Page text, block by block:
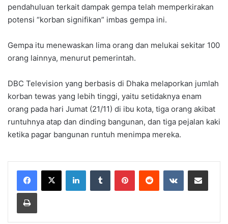
pendahuluan terkait dampak gempa telah memperkirakan
potensi “korban signifikan” imbas gempa ini.
Gempa itu menewaskan lima orang dan melukai sekitar 100
orang lainnya, menurut pemerintah.
DBC Television yang berbasis di Dhaka melaporkan jumlah
korban tewas yang lebih tinggi, yaitu setidaknya enam
orang pada hari Jumat (21/11) di ibu kota, tiga orang akibat
runtuhnya atap dan dinding bangunan, dan tiga pejalan kaki
ketika pagar bangunan runtuh menimpa mereka.
LinkedInTumblr PinterestReddit VKontakteShare via Email
Print